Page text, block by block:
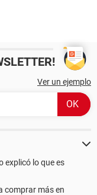
Ver un ejemplo
explicó lo que es
comprar más en